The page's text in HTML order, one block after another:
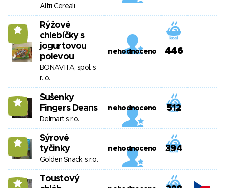
Altri Cereali
11
Rýžové
chlebíčky s
jogurtovou
polevou
BONAVITA, spol. s
r. o.
nehodnoceno 446
11
Sušenky
Fingers Deans
Delmart s.r.o.
nehodnoceno 512
11
Sýrové
tyčinky
Golden Snack, s.r.o.
nehodnoceno 394
11
Toustový